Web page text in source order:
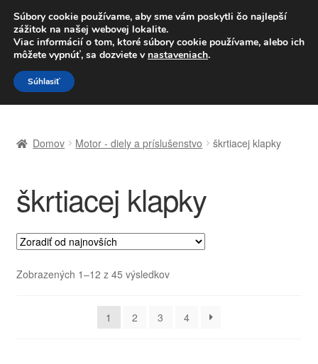
DOPRAVA od 6 EUR
Po–Pi 09:00–16:00 233 221 276
Preskočiť
na
navigáciu
Preskočiť
na
obsah
Celosvetová preprava
Doprava
Kontakt
Košík
Domov Motor - diely a príslušenstvo škrtiacej klapky
škrtiacej klapky
Zobrazených 1–12 z 45 výsledkovZoradené
1
2 3 4
Súbory cookie používame, aby sme vám poskytli čo najlepší
zážitok na našej webovej lokalite.
Viac informácií o tom, ktoré súbory cookie používame, alebo ich
môžete vypnúť, sa dozviete v nastaveniach.
Súhlasiť